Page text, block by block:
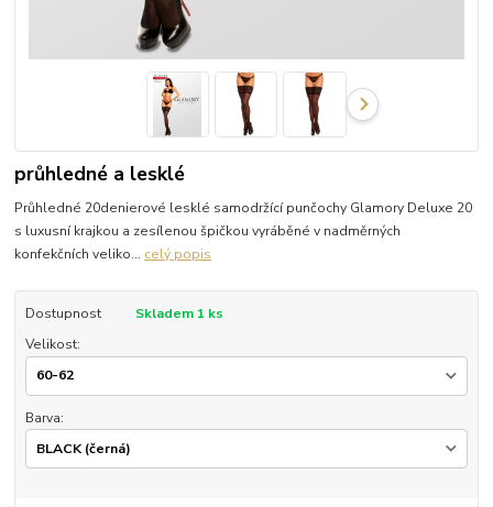
průhledné a lesklé
Průhledné 20denierové lesklé samodržící punčochy Glamory Deluxe 20
s luxusní krajkou a zesílenou špičkou vyráběné v nadměrných
konfekčních veliko... celý popis
Dostupnost
Skladem 1 ks
Velikost:
Barva: